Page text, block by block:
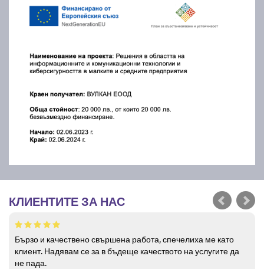
КЛИЕНТИТЕ ЗА НАС
Бързо и качествено свършена работа, спечелиха ме като
клиент. Надявам се за в бъдеще качеството на услугите да
не пада.